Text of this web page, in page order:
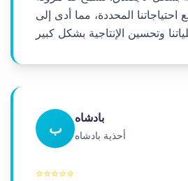
احتياجاتنا المحددة، مما أدى إلى
ب
بادشاه
أحذية بادشاه
⭐⭐⭐⭐⭐